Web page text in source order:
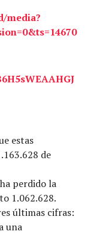
media?
estas
de
perdido la
1.062.628.
últimas cifras:
una